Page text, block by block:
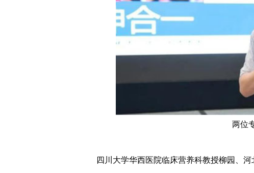
两位
四川大学华西医院临床营养科教授柳园、河